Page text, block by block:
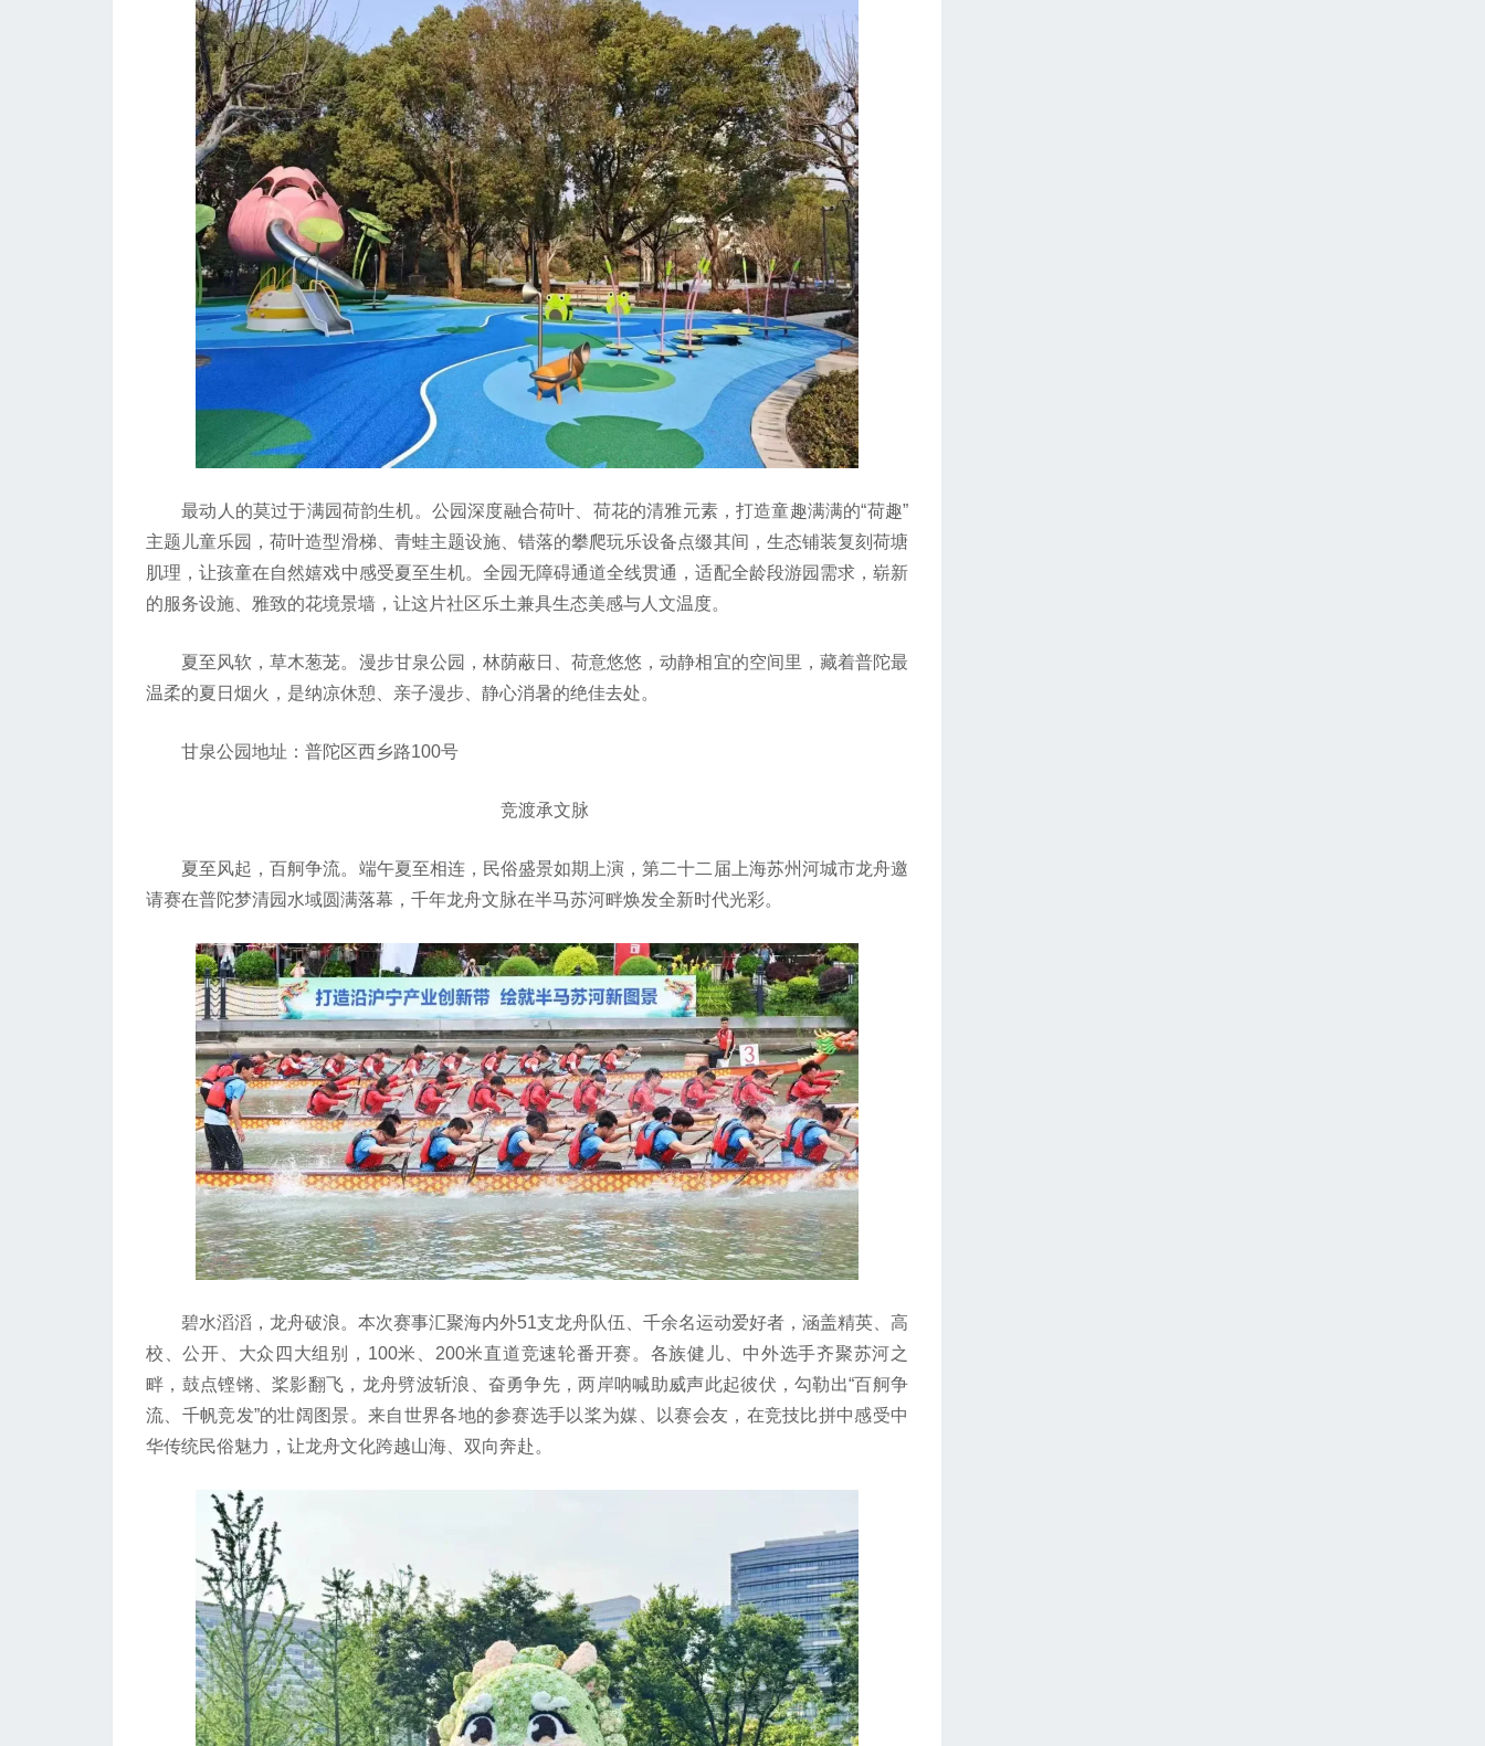
最动人的莫过于满园荷韵生机。公园深度融合荷叶、荷花的清雅元素，打造童趣满满的“荷趣”
主题儿童乐园，荷叶造型滑梯、青蛙主题设施、错落的攀爬玩乐设备点缀其间，生态铺装复刻荷塘
肌理，让孩童在自然嬉戏中感受夏至生机。全园无障碍通道全线贯通，适配全龄段游园需求，崭新
的服务设施、雅致的花境景墙，让这片社区乐土兼具生态美感与人文温度。
夏至风软，草木葱茏。漫步甘泉公园，林荫蔽日、荷意悠悠，动静相宜的空间里，藏着普陀最
温柔的夏日烟火，是纳凉休憩、亲子漫步、静心消暑的绝佳去处。
甘泉公园地址：普陀区西乡路100号
竞渡承文脉
夏至风起，百舸争流。端午夏至相连，民俗盛景如期上演，第二十二届上海苏州河城市龙舟邀
请赛在普陀梦清园水域圆满落幕，千年龙舟文脉在半马苏河畔焕发全新时代光彩。
碧水滔滔，龙舟破浪。本次赛事汇聚海内外51支龙舟队伍、千余名运动爱好者，涵盖精英、高
校、公开、大众四大组别，100米、200米直道竞速轮番开赛。各族健儿、中外选手齐聚苏河之
畔，鼓点铿锵、桨影翻飞，龙舟劈波斩浪、奋勇争先，两岸呐喊助威声此起彼伏，勾勒出“百舸争
流、千帆竞发”的壮阔图景。来自世界各地的参赛选手以桨为媒、以赛会友，在竞技比拼中感受中
华传统民俗魅力，让龙舟文化跨越山海、双向奔赴。